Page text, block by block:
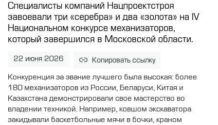
Специалисты компаний Нацпроектстроя
завоевали три «серебра» и два «золота» на IV
Национальном конкурсе механизаторов,
который завершился в Московской области.
22 июня 2026 Копировать ссылку
Конкуренция за звание лучшего была высокая: более
180 механизаторов из России, Беларуси, Китая и
Казахстана демонстрировали свое мастерство во
владении техникой. Например, ковшом экскаватора
закидывали баскетбольные мячи в бочки, краном